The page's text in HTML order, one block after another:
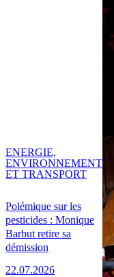
Polémique sur les
pesticides : Monique
Barbut retire sa
démission
22.07.2026
ENERGIE,
ENVIRONNEMENT
ET TRANSPORT